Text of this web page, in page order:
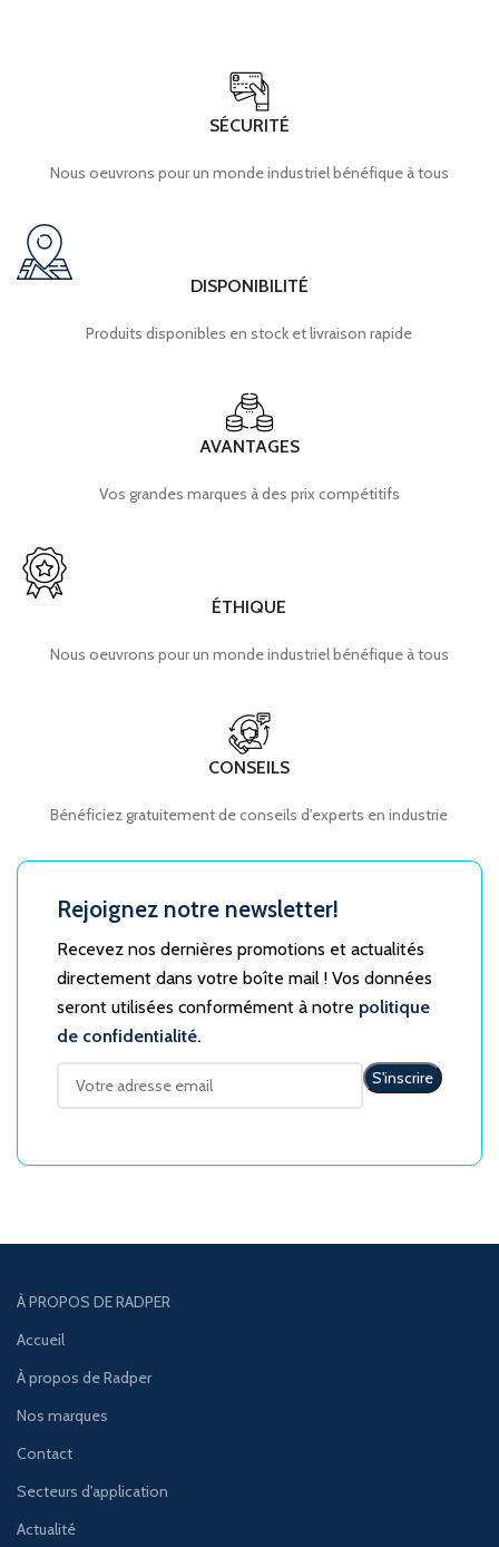
SÉCURITÉ
Nous oeuvrons pour un monde industriel bénéfique à tous
DISPONIBILITÉ
Produits disponibles en stock et livraison rapide
AVANTAGES
Vos grandes marques à des prix compétitifs
ÉTHIQUE
Nous oeuvrons pour un monde industriel bénéfique à tous
CONSEILS
Bénéficiez gratuitement de conseils d'experts en industrie
Rejoignez notre newsletter!
Recevez nos dernières promotions et actualités
directement dans votre boîte mail ! Vos données
seront utilisées conformément à notre politique
de confidentialité.
À PROPOS DE RADPER
Accueil
À propos de Radper
Nos marques
Contact
Secteurs d'application
Actualité